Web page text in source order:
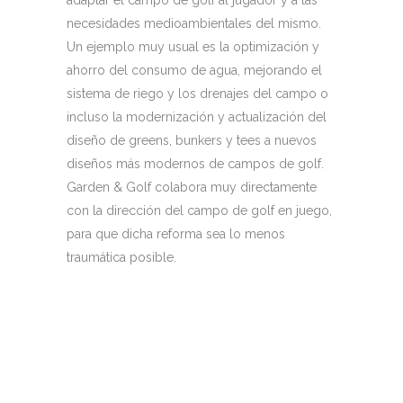
necesidades medioambientales del mismo.
Un ejemplo muy usual es la optimización y
ahorro del consumo de agua, mejorando el
sistema de riego y los drenajes del campo o
incluso la modernización y actualización del
diseño de greens, bunkers y tees a nuevos
diseños más modernos de campos de golf.
​Garden & Golf colabora muy directamente
con la dirección del campo de golf en juego,
para que dicha reforma sea lo menos
traumática posible.